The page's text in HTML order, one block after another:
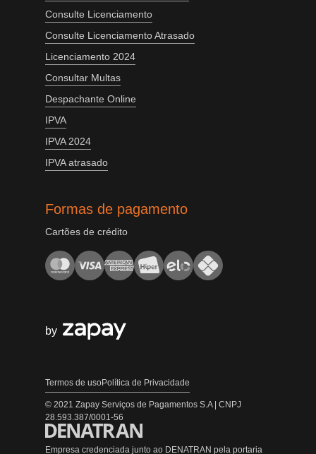
Consulte Licenciamento
Consulte Licenciamento Atrasado
Licenciamento 2024
Consultar Multas
Despachante Online
IPVA
IPVA 2024
IPVA atrasado
Formas de pagamento
Cartões de crédito
by
Empresa credenciada junto ao DENATRAN pela portaria
Termos de usoPolítica de Privacidade
© 2021 Zapay Serviços de Pagamentos S.A | CNPJ
28.593.387/0001-56